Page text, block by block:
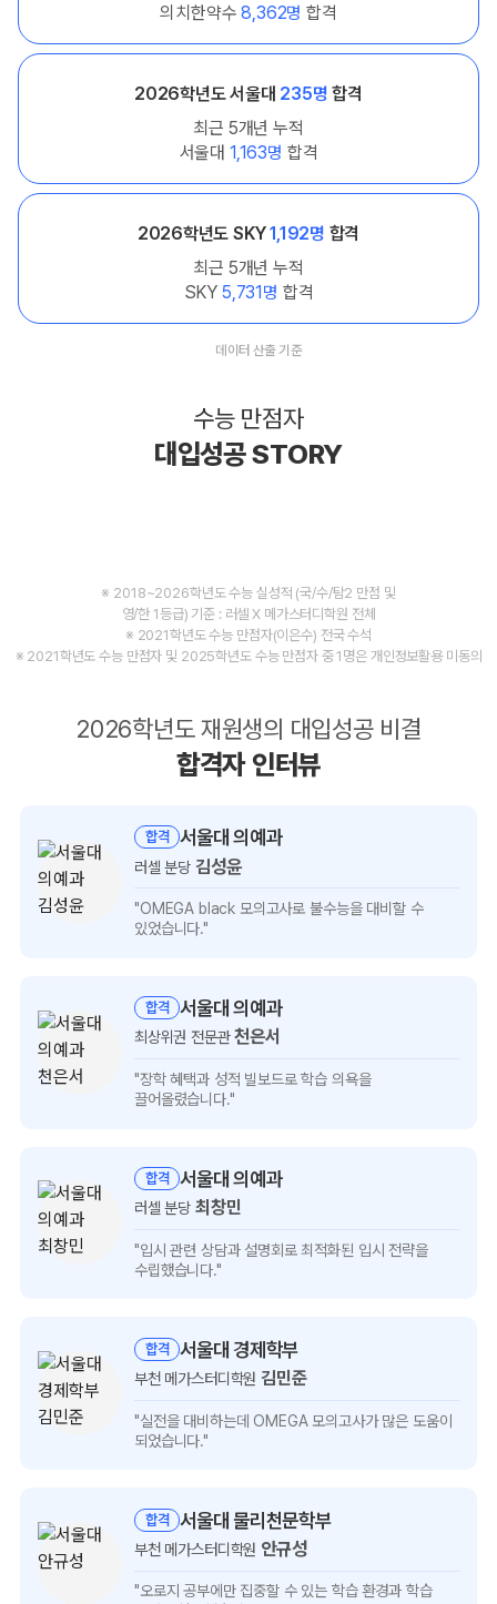
의치한약수8,362명 합격
2026학년도 서울대 235명 합격
최근 5개년 누적
서울대 1,163명 합격
2026학년도 SKY1,192명 합격
최근 5개년 누적
SKY 5,731명 합격
데이터 산출 기준
수능 만점자
대입성공 STORY
※ 2018~2026학년도 수능 실성적 (국/수/탐2 만점 및
영/한 1등급) 기준 : 러셀 X 메가스터디학원 전체
※ 2021학년도 수능 만점자(이은수) 전국 수석
※ 2021학년도 수능 만점자 및 2025학년도 수능 만점자 중 1명은 개인정보활용 미동의
2026학년도 재원생의 대입성공 비결
합격자 인터뷰
합격 서울대 의예과
러셀 분당 김성윤
"OMEGA black 모의고사로 불수능을 대비할 수
있었습니다."
합격 서울대 의예과
최상위권 전문관천은서
"장학 혜택과 성적 빌보드로학습 의욕을
끌어올렸습니다."
합격 서울대 의예과
러셀 분당 최창민
"입시 관련 상담과 설명회로최적화된 입시 전략을
수립했습니다."
합격 서울대 경제학부
부천 메가스터디학원김민준
"실전을 대비하는데 OMEGA 모의고사가많은 도움이
되었습니다."
합격 서울대 물리천문학부
부천 메가스터디학원 안규성
"오로지 공부에만 집중할 수 있는 학습 환경과 학습